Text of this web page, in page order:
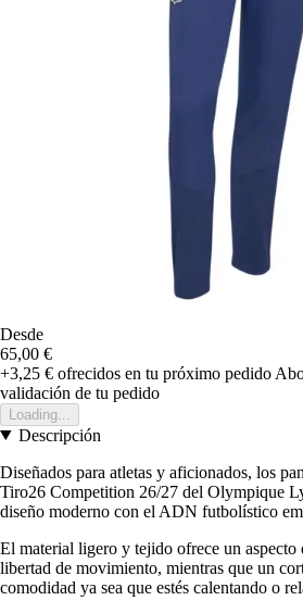
Desde
65,00 €
+3,25 € ofrecidos en tu próximo pedido
validación de tu pedido
Loading...
Descripción
Diseñados para atletas y aficionados, los
Tiro26 Competition 26/27 del Olympique
diseño moderno con el ADN futbolístico
El material ligero y tejido ofrece un aspecto
libertad de movimiento, mientras que un
comodidad ya sea que estés calentando o